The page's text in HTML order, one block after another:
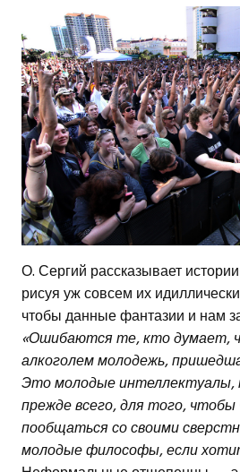
О. Сергий рассказывает
рисуя уж совсем их
чтобы данные фантазии и нам
«Ошибаются те, кто думает,
алкоголем молодежь,
Это молодые интеллектуалы,
прежде всего, для того,
пообщаться со своими
молодые философы, если